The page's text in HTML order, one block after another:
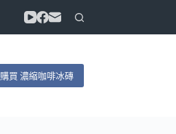
購買 濃縮咖啡冰磚